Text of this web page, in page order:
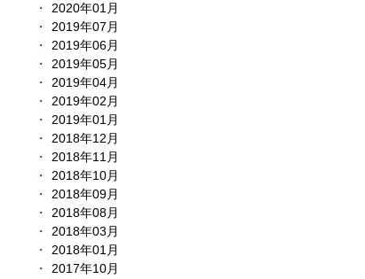
2020年01月
2019年07月
2019年06月
2019年05月
2019年04月
2019年02月
2019年01月
2018年12月
2018年11月
2018年10月
2018年09月
2018年08月
2018年03月
2018年01月
2017年10月